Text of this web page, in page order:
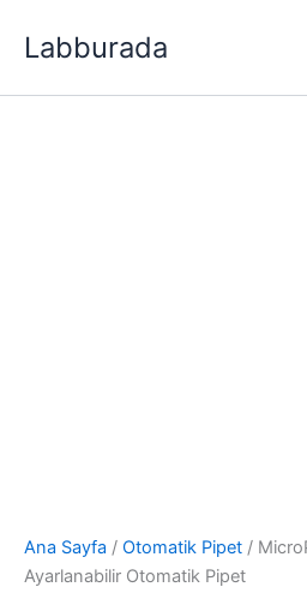
atlaLabburada
Ana Sayfa / Otomatik Pipet /
Ayarlanabilir Otomatik Pipet